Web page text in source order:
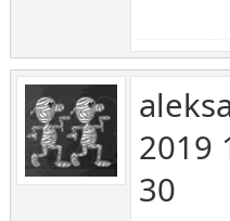
2019
30